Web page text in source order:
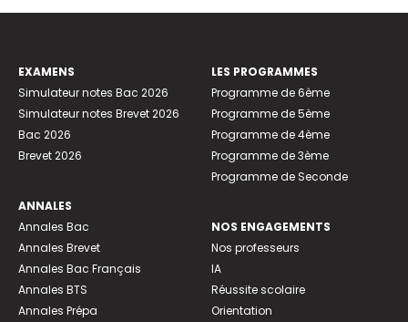
EXAMENS
Simulateur notes Bac 2026
Simulateur notes Brevet 2026
Bac 2026
Brevet 2026
ANNALES
Annales Bac
Annales Brevet
Annales Bac Français
Annales BTS
Annales Prépa
LES PROGRAMMES
Programme de 6ème
Programme de 5ème
Programme de 4ème
Programme de 3ème
Programme de Seconde
NOS ENGAGEMENTS
Nos professeurs
IA
Réussite scolaire
Orientation